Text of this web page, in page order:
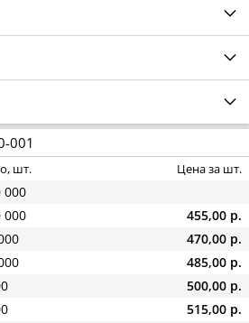
001
шт. Цена за шт.
000
000
455,00 р.
470,00 р.
485,00 р.
500,00 р.
515,00 р.